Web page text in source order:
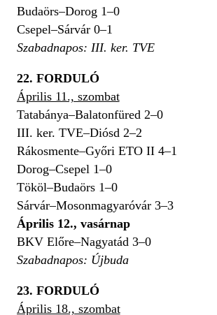
Budaörs–Dorog 1–0
Csepel–Sárvár 0–1
Szabadnapos: III. ker. TVE
22. FORDULÓ
Április 11., szombat
Tatabánya–Balatonfüred 2–0
III. ker. TVE–Diósd 2–2
Rákosmente–Győri ETO II 4–1
Dorog–Csepel 1–0
Tököl–Budaörs 1–0
Sárvár–Mosonmagyaróvár 3–3
Április 12., vasárnap
BKV Előre–Nagyatád 3–0
Szabadnapos: Újbuda
23. FORDULÓ
Április 18., szombat